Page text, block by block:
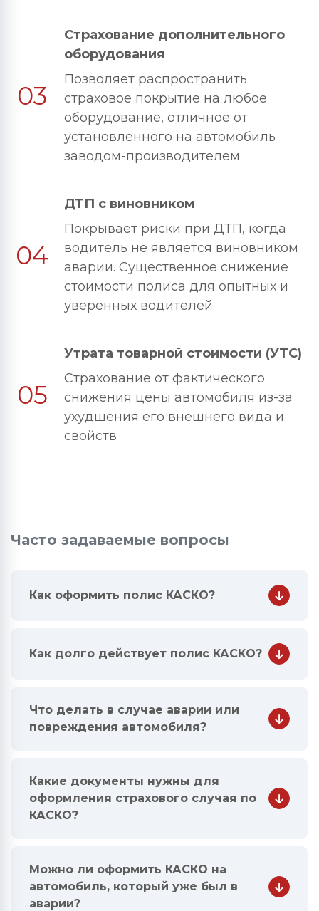
03
Страхование дополнительного
оборудования
Позволяет распространить
страховое покрытие на любое
оборудование, отличное от
установленного на автомобиль
заводом-производителем
04
ДТП с виновником
Покрывает риски при ДТП, когда
водитель не является виновником
аварии. Существенное снижение
стоимости полиса для опытных и
уверенных водителей
05
Утрата товарной стоимости (УТС)
Страхование от фактического
снижения цены автомобиля из-за
ухудшения его внешнего вида и
свойств
Часто задаваемые вопросы
Как оформить полис КАСКО?
Как долго действует полис КАСКО?
Что делать в случае аварии или
повреждения автомобиля?
Какие документы нужны для
оформления страхового случая по
КАСКО?
Можно ли оформить КАСКО на
автомобиль, который уже был в
аварии?